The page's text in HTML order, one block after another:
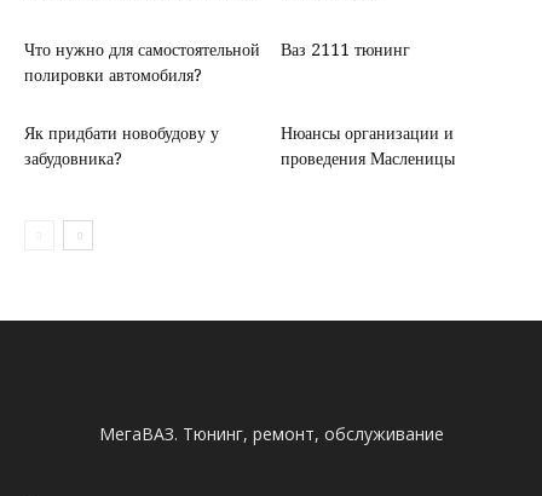
Что нужно для самостоятельной
полировки автомобиля?
Ваз 2111 тюнинг
Як придбати новобудову у
забудовника?
Нюансы организации и
проведения Масленицы
МегаВАЗ. Тюнинг, ремонт, обслуживание